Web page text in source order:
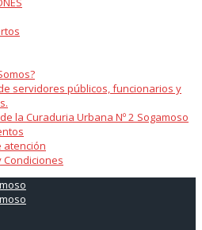
servidores públicos, funcionarios y
la Curaduria Urbana Nº 2 Sogamoso
atención
Condiciones